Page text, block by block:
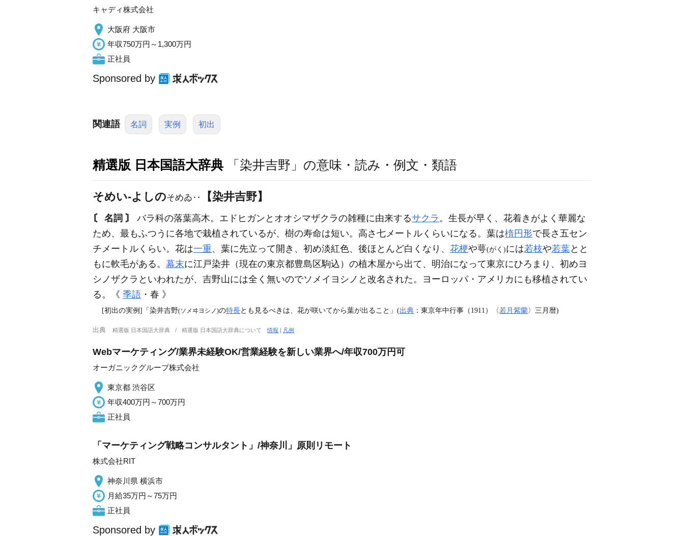
キャディ株式会社
大阪府 大阪市
年収750万円～1,300万円
正社員
Sponsored by
関連語 名詞 実例 初出
精選版 日本国語大辞典 「染井吉野」の意味・読み・例文・類語
そめい‐よしのそめゐ‥ 【染井吉野】
〘 名詞 〙 バラ科の落葉高木。エドヒガンとオオシマザクラの雑種に由来するサクラ 。生長が早く、花着きがよく華麗な
ため、最もふつうに各地で栽植されているが、樹の寿命は短い。高さ七メートルくらいになる。葉は楕円形で長さ五セン
チメートルくらい。花は一重、葉に先立って開き、初め淡紅色、後ほとんど白くなり、 花梗や萼(がく)には若枝や若葉とと
もに軟毛がある。 幕末に江戸染井（現在の東京都豊島区駒込）の植木屋から出て、明治になって東京にひろまり、初めヨ
シノザクラといわれたが、吉野山には全く無いのでソメイヨシノと改名された。ヨーロッパ・アメリカにも移植されてい
る。《 季語 ・春 》
[初出の実例]「染井吉野(ソメヰヨシノ)の特長とも見るべきは、花が咲いてから葉が出ること」(出典 ：東京年中行事（1911）〈若月紫蘭〉三月暦)
出典 精選版 日本国語大辞典 精選版 日本国語大辞典について情報 | 凡例
Webマーケティング/業界未経験OK/営業経験を新しい業界へ/年収700万円可
オーガニックグループ株式会社
東京都 渋谷区
年収400万円～700万円
正社員
「マーケティング戦略コンサルタント」/神奈川」原則リモート
株式会社RIT
神奈川県 横浜市
月給35万円～75万円
正社員
Sponsored by